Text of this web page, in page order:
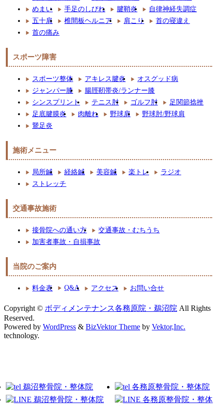
めまい
手足のしびれ 腱鞘炎
自律神経失調症
五十肩
椎間板ヘルニア 肩こり
首の寝違え
首の痛み
スポーツ障害
スポーツ整体 アキレス腱炎
オスグッド病
ジャンパー膝
腸脛靭帯炎/ランナー膝
シンスプリント
テニス肘 ゴルフ肘
足関節捻挫
足底腱膜炎
肉離れ 野球肩
野球肘/野球肩
鵞足炎
施術メニュー
局所鍼 経絡鍼 美容鍼 楽トレ
ラジオ
ストレッチ
交通事故施術
接骨院への通い方
交通事故・むちうち
加害者事故・自損事故
当院のご案内
料金表 Q&A アクセス お問い合せ
Copyright © ボディメンテナンス各務原院・鵜沼院 All Rights
Reserved.
Powered by WordPress & BizVektor Theme by Vektor,Inc.
technology.